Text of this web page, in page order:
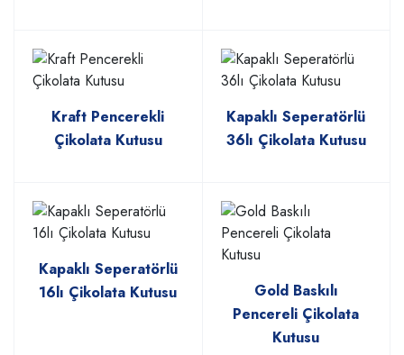
Kraft Pencerekli
Çikolata Kutusu
Kapaklı Seperatörlü
36lı Çikolata Kutusu
Kapaklı Seperatörlü
16lı Çikolata Kutusu
Gold Baskılı
Pencereli Çikolata
Kutusu